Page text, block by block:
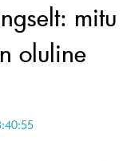
mitu
oluline